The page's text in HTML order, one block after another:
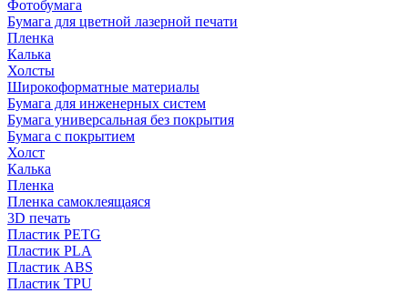
Фотобумага
Бумага для цветной лазерной печати
Пленка
Калька
Холсты
Широкоформатные материалы
Бумага для инженерных систем
Бумага универсальная без покрытия
Бумага с покрытием
Холст
Калька
Пленка
Пленка самоклеящаяся
3D печать
Пластик PETG
Пластик PLA
Пластик ABS
Пластик TPU